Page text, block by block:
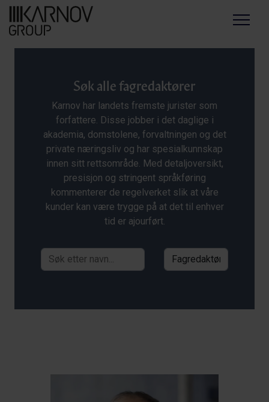
Menu
Søk alle fagredaktører
Karnov har landets fremste jurister som
forfattere. Disse jobber i det daglige i
akademia, domstolene, forvaltningen og det
private næringsliv og har spesialkunnskap
innen sitt rettsområde. Med detaljoversikt,
presisjon og stringent språkføring
kommenterer de regelverket slik at våre
kunder kan være trygge på at det til enhver
tid er ajourført.